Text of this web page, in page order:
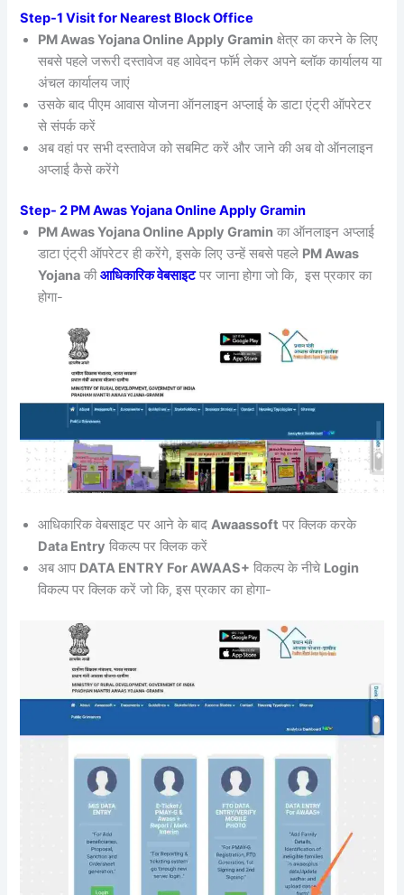
Step-1 Visit for Nearest Block Office
PM Awas Yojana Online Apply Gramin क्षेत्र का करने के लिए
सबसे पहले जरूरी दस्तावेज वह आवेदन फॉर्म लेकर अपने ब्लॉक कार्यालय या
अंचल कार्यालय जाएं
उसके बाद पीएम आवास योजना ऑनलाइन अप्लाई के डाटा एंट्री ऑपरेटर
से संपर्क करें
अब वहां पर सभी दस्तावेज को सबमिट करें और जाने की अब वो ऑनलाइन
अप्लाई कैसे करेंगे
Step- 2 PM Awas Yojana Online Apply Gramin
PM Awas Yojana Online Apply Gramin का ऑनलाइन अप्लाई
डाटा एंट्री ऑपरेटर ही करेंगे, इसके लिए उन्हें सबसे पहले PM Awas
Yojana कीआधिकारिक वेबसाइटपर जाना होगा जो कि, इस प्रकार का
होगा-
आधिकारिक वेबसाइट पर आने के बादAwaassoft पर क्लिक करके
Data Entry विकल्प पर क्लिक करें
अब आप DATA ENTRY For AWAAS+ विकल्प के नीचे Login
विकल्प पर क्लिक करें जो कि, इस प्रकार का होगा-